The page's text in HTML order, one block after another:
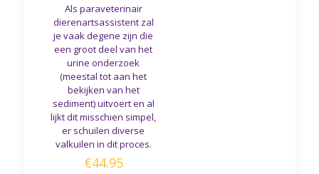
Als paraveterinair
dierenartsassistent zal
je vaak degene zijn die
een groot deel van het
urine onderzoek
(meestal tot aan het
bekijken van het
sediment) uitvoert en al
lijkt dit misschien simpel,
er schuilen diverse
valkuilen in dit proces.
€44.95